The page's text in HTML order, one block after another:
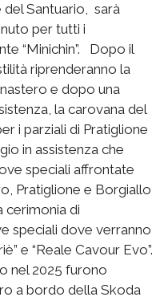
del Santuario, sarà
per tutti i
“Minichin”. Dopo il
riprenderanno la
e dopo una
la carovana del
i parziali di Pratiglione
in assistenza che
speciali affrontate
Pratiglione e Borgiallo
cerimonia di
speciali dove verranno
e “Reale Cavour Evo”.
nel 2025 furono
a bordo della Skoda